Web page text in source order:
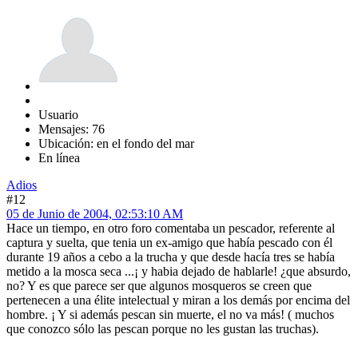
Usuario
Mensajes: 76
Ubicación: en el fondo del mar
En línea
Adios
#12
05 de Junio de 2004, 02:53:10 AM
Hace un tiempo, en otro foro comentaba un pescador, referente al
captura y suelta, que tenia un ex-amigo que había pescado con él
durante 19 años a cebo a la trucha y que desde hacía tres se había
metido a la mosca seca ...¡ y habia dejado de hablarle! ¿que absurdo,
no? Y es que parece ser que algunos mosqueros se creen que
pertenecen a una élite intelectual y miran a los demás por encima del
hombre. ¡ Y si además pescan sin muerte, el no va más! ( muchos
que conozco sólo las pescan porque no les gustan las truchas).